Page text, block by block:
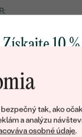
tak, ako
a analýzu
osobné údaje.
:
drahokamy
Získajte 10
poctivo vyrábaných
Ako darček na
obratom pošleme